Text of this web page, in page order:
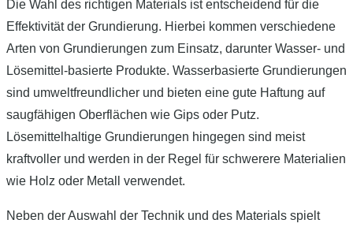
Die Wahl des richtigen Materials ist entscheidend für die
Effektivität der Grundierung. Hierbei kommen verschiedene
Arten von Grundierungen zum Einsatz, darunter Wasser- und
Lösemittel-basierte Produkte. Wasserbasierte Grundierungen
sind umweltfreundlicher und bieten eine gute Haftung auf
saugfähigen Oberflächen wie Gips oder Putz.
Lösemittelhaltige Grundierungen hingegen sind meist
kraftvoller und werden in der Regel für schwerere Materialien
wie Holz oder Metall verwendet.
Neben der Auswahl der Technik und des Materials spielt